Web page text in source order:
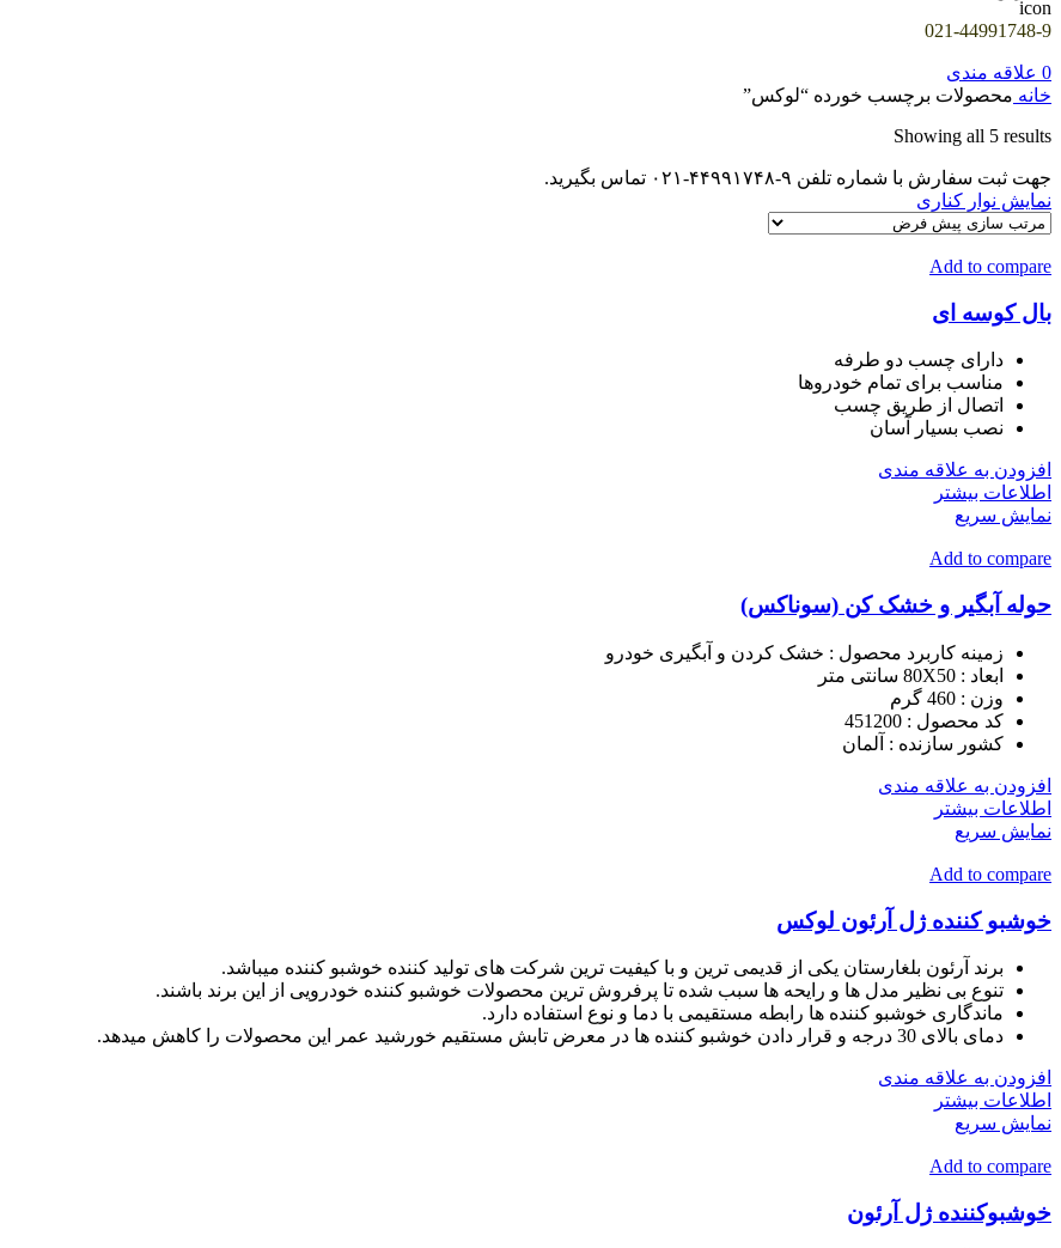
021-44991748-9
0 علاقه مندی
خانه محصولات برچسب خورده “لوکس”
Showing all 5 results
جهت ثبت سفارش با شماره تلفن ۹-۴۴۹۹۱۷۴۸-۰۲۱ تماس بگیرید.
نمایش نوار کناری
Add to compare
بال کوسه ای
دارای چسب دو طرفه
مناسب برای تمام خودروها
اتصال از طریق چسب
نصب بسیار آسان
افزودن به علاقه مندی
اطلاعات بیشتر
نمایش سریع
Add to compare
حوله آبگیر و خشک کن (سوناکس)
زمینه کاربرد محصول : خشک کردن و آبگیری خودرو
ابعاد : 80X50 سانتی متر
وزن : 460 گرم
کد محصول : 451200
کشور سازنده : آلمان
افزودن به علاقه مندی
اطلاعات بیشتر
نمایش سریع
Add to compare
خوشبو کننده ژل آرئون لوکس
برند آرئون بلغارستان یکی از قدیمی ترین و با کیفیت ترین شرکت های تولید کننده خوشبو کننده میباشد.
تنوع بی نظیر مدل ها و رایحه ها سبب شده تا پرفروش ترین محصولات خوشبو کننده خودرویی از این برند باشند.
ماندگاری خوشبو کننده ها رابطه مستقیمی با دما و نوع استفاده دارد.
دمای بالای 30 درجه و قرار دادن خوشبو کننده ها در معرض تابش مستقیم خورشید عمر این محصولات را کاهش میدهد.
افزودن به علاقه مندی
اطلاعات بیشتر
نمایش سریع
Add to compare
خوشبوکننده ژل آرئون